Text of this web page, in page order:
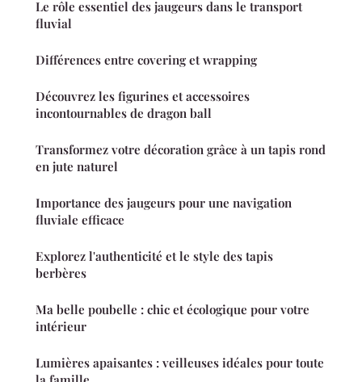
Le rôle essentiel des jaugeurs dans le transport
fluvial
Différences entre covering et wrapping
Découvrez les figurines et accessoires
incontournables de dragon ball
Transformez votre décoration grâce à un tapis rond
en jute naturel
Importance des jaugeurs pour une navigation
fluviale efficace
Explorez l'authenticité et le style des tapis
berbères
Ma belle poubelle : chic et écologique pour votre
intérieur
Lumières apaisantes : veilleuses idéales pour toute